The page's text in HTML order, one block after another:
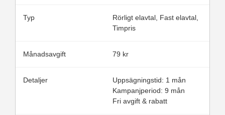
Rörligt elavtal, Fast elavtal,
Timpris
79 kr
Uppsägningstid: 1 mån
Kampanjperiod: 9 mån
Fri avgift & rabatt